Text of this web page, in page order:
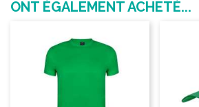
ONT ÉGALEMENT ACHETÉ...